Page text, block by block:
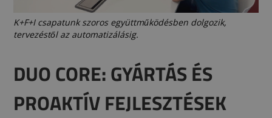
K+F+I csapatunk szoros együttműködésben dolgozik,
tervezéstől az automatizálásig.
DUO CORE: GYÁRTÁS ÉS
PROAKTÍV FEJLESZTÉSEK